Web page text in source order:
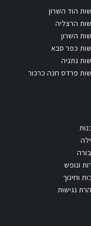
הוד השרון
הרצליה
השרון
כפר סבא
נתניה
פרדס חנה כרכור
ונופש
וחינוך
נגישות